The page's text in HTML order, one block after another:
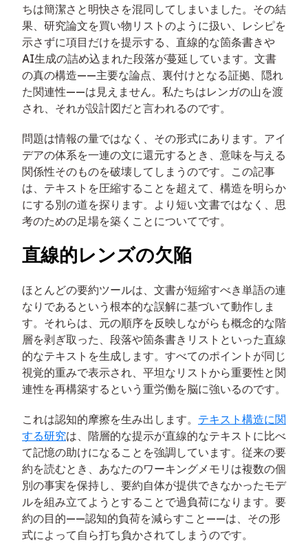
ちは簡潔さと明快さを混同してしまいました。その結
果、研究論文を買い物リストのように扱い、レシピを
示さずに項目だけを提示する、直線的な箇条書きや
AI生成の詰め込まれた段落が蔓延しています。文書
の真の構造——主要な論点、裏付けとなる証拠、隠れ
た関連性——は見えません。私たちはレンガの山を渡
され、それが設計図だと言われるのです。
問題は情報の量ではなく、その形式にあります。アイ
デアの体系を一連の文に還元するとき、意味を与える
関係性そのものを破壊してしまうのです。この記事
は、テキストを圧縮することを超えて、構造を明らか
にする別の道を探ります。より短い文書ではなく、思
考のための足場を築くことについてです。
直線的レンズの欠陥
ほとんどの要約ツールは、文書が短縮すべき単語の連
なりであるという根本的な誤解に基づいて動作しま
す。それらは、元の順序を反映しながらも概念的な階
層を剥ぎ取った、段落や箇条書きリストといった直線
的なテキストを生成します。すべてのポイントが同じ
視覚的重みで表示され、平坦なリストから重要性と関
連性を再構築するという重労働を脳に強いるのです。
これは認知的摩擦を生み出します。 テキスト構造に関
する研究は、階層的な提示が直線的なテキストに比べ
て記憶の助けになることを強調しています。従来の要
約を読むとき、あなたのワーキングメモリは複数の個
別の事実を保持し、要約自体が提供できなかったモデ
ルを組み立てようとすることで過負荷になります。要
約の目的——認知的負荷を減らすこと——は、その形
式によって自ら打ち負かされてしまうのです。